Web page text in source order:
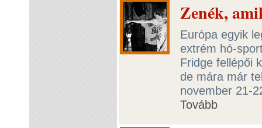
Zenék,
Európa egyik
extrém hó-
Fridge fellépői
de mára már
november 21-
Tovább